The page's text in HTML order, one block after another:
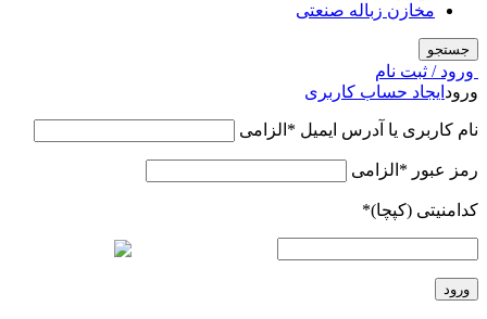
مخازن زباله صنعتی
جستجو
ورود / ثبت نام
ورود ایجاد حساب کاربری
نام کاربری یا آدرس ایمیل * الزامی
رمز عبور * الزامی
کدامنیتی (کپچا)*
ورود